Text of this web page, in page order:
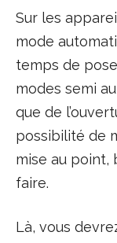
Sur les
mode
temps de
modes semi
que de
possibilité de
mise au point,
faire.
Là, vous